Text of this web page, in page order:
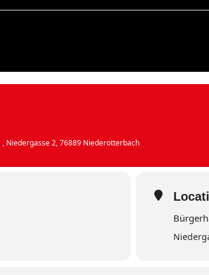
, Niedergasse 2, 76889 Niederotterbach